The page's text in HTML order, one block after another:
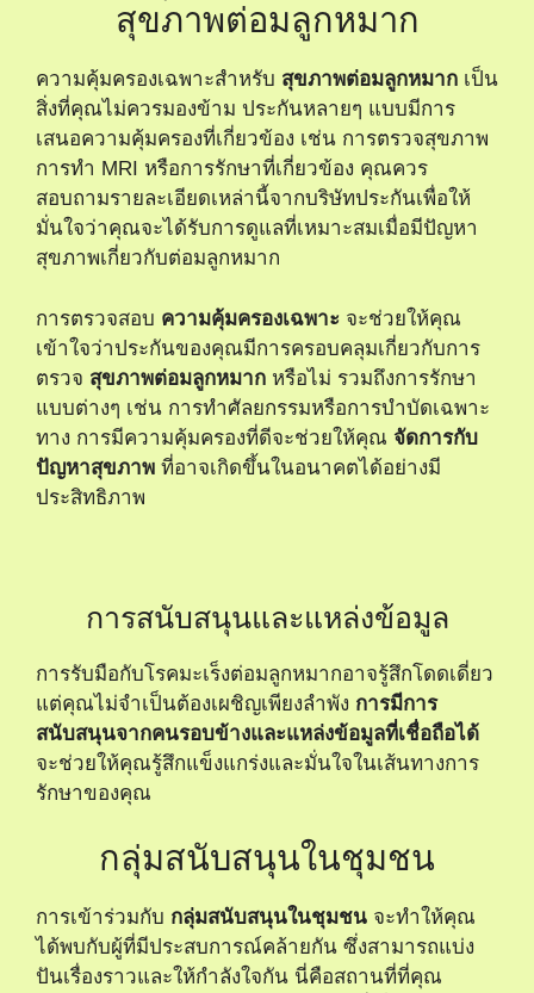
สุขภาพต่อมลูกหมาก
ความคุ้มครองเฉพาะสำหรับ สุขภาพต่อมลูกหมาก เป็น
สิ่งที่คุณไม่ควรมองข้าม ประกันหลายๆ แบบมีการ
เสนอความคุ้มครองที่เกี่ยวข้อง เช่น การตรวจสุขภาพ
การทำ MRI หรือการรักษาที่เกี่ยวข้อง คุณควร
สอบถามรายละเอียดเหล่านี้จากบริษัทประกันเพื่อให้
มั่นใจว่าคุณจะได้รับการดูแลที่เหมาะสมเมื่อมีปัญหา
สุขภาพเกี่ยวกับต่อมลูกหมาก
การตรวจสอบ ความคุ้มครองเฉพาะ จะช่วยให้คุณ
เข้าใจว่าประกันของคุณมีการครอบคลุมเกี่ยวกับการ
ตรวจ สุขภาพต่อมลูกหมาก หรือไม่ รวมถึงการรักษา
แบบต่างๆ เช่น การทำศัลยกรรมหรือการบำบัดเฉพาะ
ทาง การมีความคุ้มครองที่ดีจะช่วยให้คุณ จัดการกับ
ปัญหาสุขภาพ ที่อาจเกิดขึ้นในอนาคตได้อย่างมี
ประสิทธิภาพ
การสนับสนุนและแหล่งข้อมูล
การรับมือกับโรคมะเร็งต่อมลูกหมากอาจรู้สึกโดดเดี่ยว
แต่คุณไม่จำเป็นต้องเผชิญเพียงลำพัง การมีการ
สนับสนุนจากคนรอบข้างและแหล่งข้อมูลที่เชื่อถือได้
จะช่วยให้คุณรู้สึกแข็งแกร่งและมั่นใจในเส้นทางการ
รักษาของคุณ
กลุ่มสนับสนุนในชุมชน
การเข้าร่วมกับ กลุ่มสนับสนุนในชุมชน จะทำให้คุณ
ได้พบกับผู้ที่มีประสบการณ์คล้ายกัน ซึ่งสามารถแบ่ง
ปันเรื่องราวและให้กำลังใจกัน นี่คือสถานที่ที่คุณ